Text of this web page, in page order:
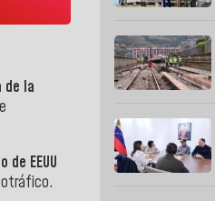
la
de EEUU